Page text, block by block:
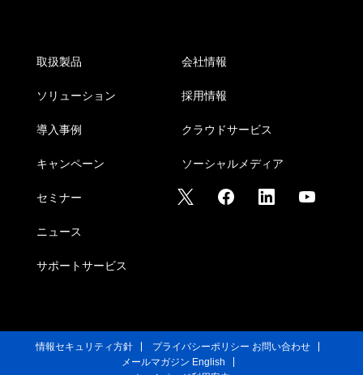
取扱製品
ソリューション
導入事例
キャンペーン
セミナー
ニュース
サポートサービス
会社情報
採用情報
クラウドサービス
ソーシャルメディア
情報セキュリティ方針 プライバシーポリシー お問い合わせ
メールマガジン English